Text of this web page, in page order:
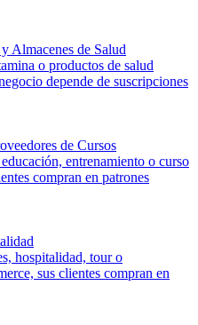
Almacenes de Salud
o productos de salud
depende de suscripciones
de Cursos
entrenamiento o curso
compran en patrones
hospitalidad, tour o
sus clientes compran en